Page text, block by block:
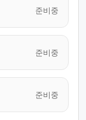
준비중
준비중
준비중